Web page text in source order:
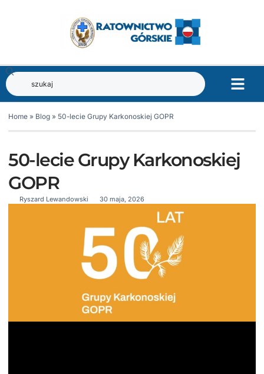
Home » Blog » 50-lecie Grupy Karkonoskiej GOPR
50-lecie Grupy Karkonoskiej
GOPR
Ryszard Lewandowski 30 maja, 2026